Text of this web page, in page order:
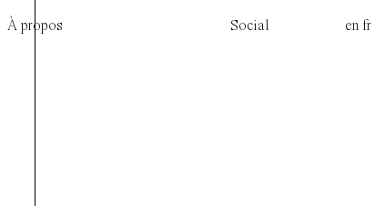
À propos Social en fr